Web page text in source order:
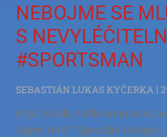
NEBOJME SE
S
#SPORTSMAN
SEBASTIÁN LUKAS KYČERKA
Když někdo náhle onemocní,
zájem trvá? Speciální